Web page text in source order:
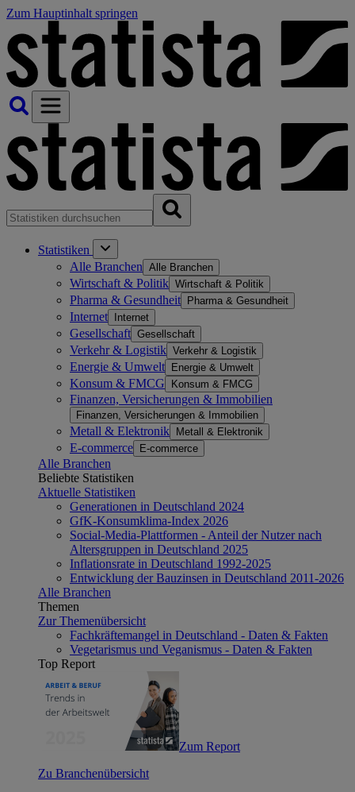
Zum Hauptinhalt springen
Statistiken
Alle Branchen Alle Branchen
Wirtschaft & Politik Wirtschaft & Politik
Pharma & Gesundheit Pharma & Gesundheit
Internet Internet
Gesellschaft Gesellschaft
Verkehr & Logistik Verkehr & Logistik
Energie & Umwelt Energie & Umwelt
Konsum & FMCG Konsum & FMCG
Finanzen, Versicherungen & Immobilien
Finanzen, Versicherungen & Immobilien
Metall & Elektronik Metall & Elektronik
E-commerce E-commerce
Alle Branchen
Beliebte Statistiken
Aktuelle Statistiken
Generationen in Deutschland 2024
GfK-Konsumklima-Index 2026
Social-Media-Plattformen - Anteil der Nutzer nach
Altersgruppen in Deutschland 2025
Inflationsrate in Deutschland 1992-2025
Entwicklung der Bauzinsen in Deutschland 2011-2026
Alle Branchen
Themen
Zur Themenübersicht
Fachkräftemangel in Deutschland - Daten & Fakten
Vegetarismus und Veganismus - Daten & Fakten
Top Report
Zum Report
Zu Branchenübersicht